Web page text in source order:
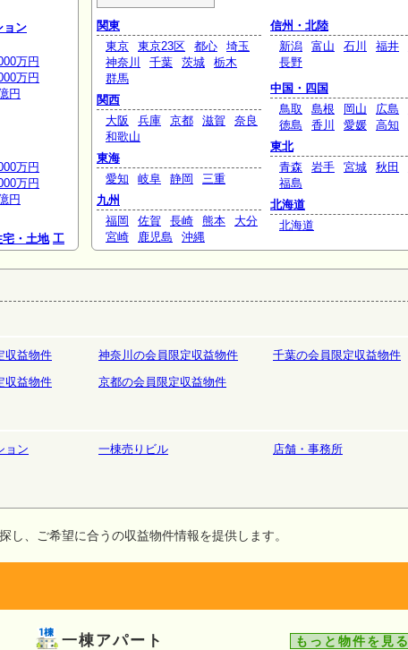
ョン
万円
万円
円
万円
万円
円
宅・土地 工
関東
東京
東京23区 都心
埼玉
神奈川
千葉 茨城
栃木
群馬
関西
大阪
兵庫 京都 滋賀
奈良
和歌山
東海
愛知
岐阜 静岡
三重
九州
福岡
佐賀 長崎 熊本
大分
宮崎
鹿児島 沖縄
信州・北陸
新潟
富山 石川 福井
長野
中国・四国
鳥取
島根 岡山 広島
徳島
香川 愛媛
高知
東北
青森
岩手 宮城 秋田
福島
北海道
北海道
収益物件 神奈川の会員限定収益物件
千葉の会員限定収益物件
収益物件 京都の会員限定収益物件
ョン 一棟売りビル
店舗・事務所
、ご希望に合うの収益物件情報を提供します。
一棟アパート もっと物件を見る